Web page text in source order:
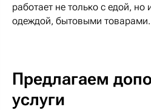
работает не только с едой, но
одеждой, бытовыми товарами.
Предлагаем
услуги